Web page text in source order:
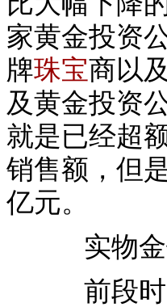
家黄金投资
牌珠宝商以
及黄金投资
就是已经超
销售额，但
亿元。
实物金
前段时